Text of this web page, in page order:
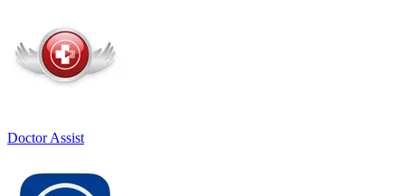
Doctor Assist